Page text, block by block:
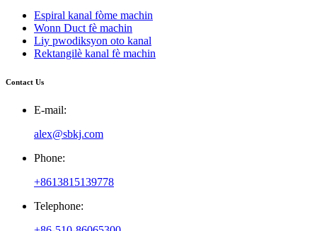
Espiral kanal fòme machin
Wonn Duct fè machin
Liy pwodiksyon oto kanal
Rektangilè kanal fè machin
Contact Us
E-mail:
alex@sbkj.com
Phone:
+8613815139778
Telephone: